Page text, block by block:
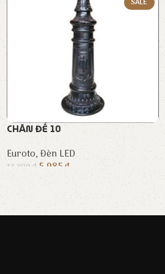
CHÂN ĐẾ 10
Euroto,Đèn LED
13.300₫ 5.985₫